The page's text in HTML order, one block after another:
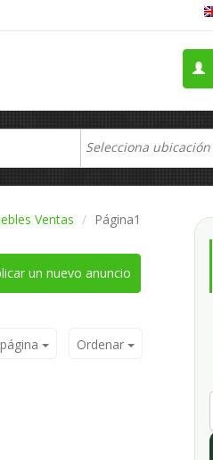
Ventas Página1
un nuevo anuncio
Ordenar